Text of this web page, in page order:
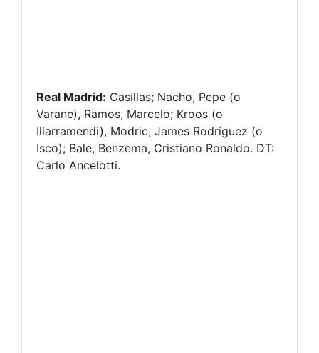
Real Madrid: Casillas; Nacho, Pepe (o
Varane), Ramos, Marcelo; Kroos (o
Illarramendi), Modric, James Rodríguez (o
Isco); Bale, Benzema, Cristiano Ronaldo. DT:
Carlo Ancelotti.